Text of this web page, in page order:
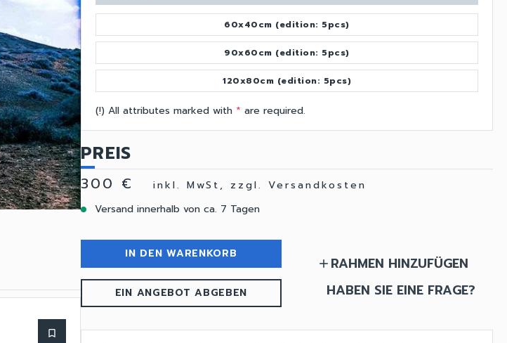
bookmark_border
60x40cm (edition: 5pcs)
90x60cm (edition: 5pcs)
120x80cm (edition: 5pcs)
(!) All attributes marked with * are required.
PREIS
300 €
inkl. MwSt, zzgl. Versandkosten
Versand innerhalb von ca. 7 Tagen
IN DEN WARENKORB
EIN ANGEBOT ABGEBEN
add RAHMEN HINZUFÜGEN
HABEN SIE EINE FRAGE?